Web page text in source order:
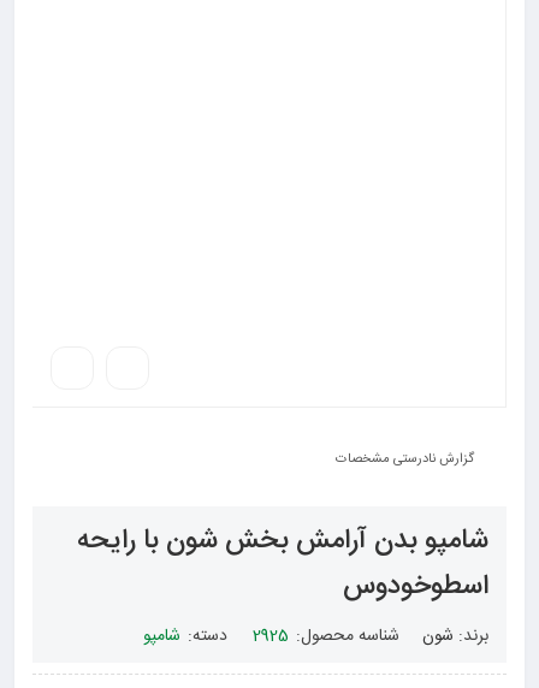
گزارش نادرستی مشخصات
شامپو بدن آرامش بخش شون با رایحه
اسطوخودوس
برند: شون شناسه محصول: 2925 دسته: شامپو